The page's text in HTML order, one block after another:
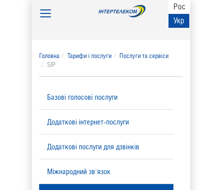
Рос
Укр
Toggle
Головна Тарифи і послуги
Послуги та сервіси
SIP
Базові голосові послуги
Додаткові інтернет-послуги
Додаткові послуги для дзвінків
Міжнародний зв'язок